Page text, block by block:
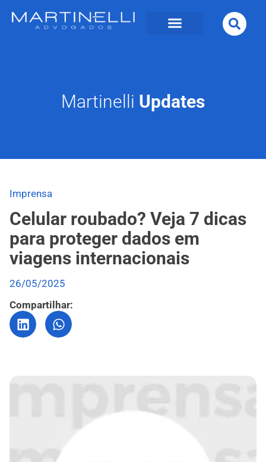
Martinelli Updates
Imprensa
Celular roubado? Veja 7 dicas
para proteger dados em
viagens internacionais
26/05/2025
Compartilhar: